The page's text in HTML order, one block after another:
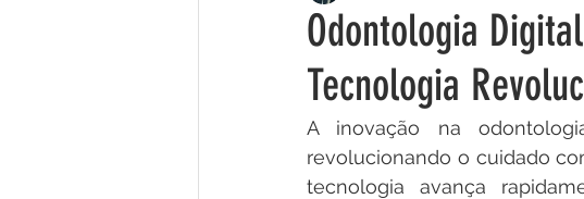
Odontologia
Tecnologia
A inovação na
revolucionando o cuidado
tecnologia avança